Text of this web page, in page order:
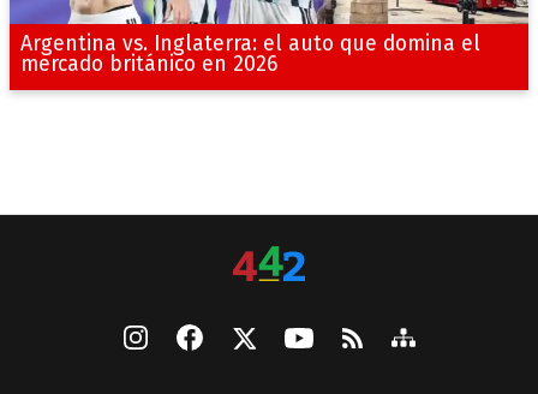
Argentina vs. Inglaterra: el auto que domina el
mercado británico en 2026